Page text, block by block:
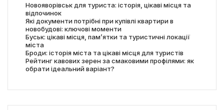
Новояворівськ для туриста: історія, цікаві місця та
відпочинок
Які документи потрібні при купівлі квартири в
новобудові: ключові моменти
Буськ: цікаві місця, пам’ятки та туристичні локації
міста
Броди: історія міста та цікаві місця для туристів
Рейтинг кавових зерен за смаковими профілями: як
обрати ідеальний варіант?